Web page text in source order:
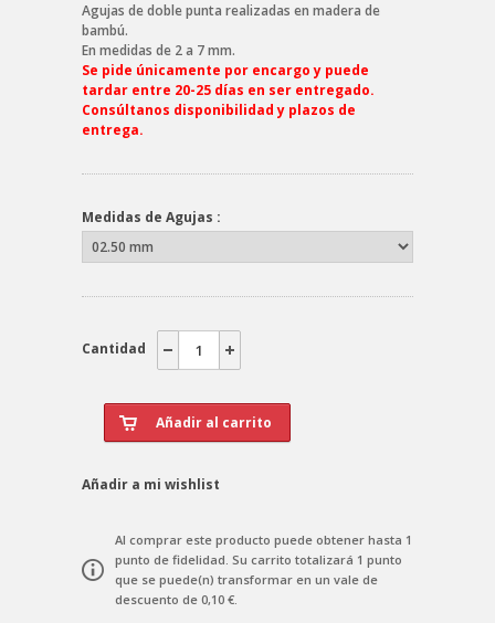
Agujas de doble punta realizadas en madera de
bambú.
En medidas de 2 a 7 mm.
Se pide únicamente por encargo y puede
tardar entre 20-25 días en ser entregado.
Consúltanos disponibilidad y plazos de
entrega.
Medidas de Agujas :
Cantidad
Añadir a mi wishlist
Al comprar este producto puede obtener hasta 1
punto de fidelidad. Su carrito totalizará 1 punto
que se puede(n) transformar en un vale de
descuento de 0,10 €.